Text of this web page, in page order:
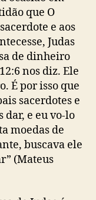
que O
e aos
Judas
de dinheiro
nos diz. Ele
É por isso que
sacerdotes e
dar, e eu vo-lo
moedas de
buscava ele
(Mateus